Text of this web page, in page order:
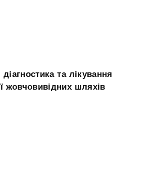
та лікування
жовчовивідних шляхів